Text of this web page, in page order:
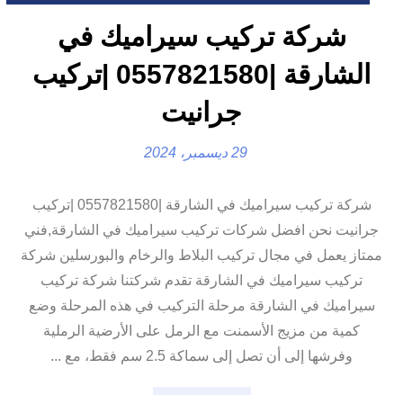
شركة تركيب سيراميك في
الشارقة |0557821580 |تركيب
جرانيت
29 ديسمبر، 2024
شركة تركيب سيراميك في الشارقة |0557821580 |تركيب
جرانيت نحن افضل شركات تركيب سيراميك في الشارقة,فني
ممتاز يعمل في مجال تركيب البلاط والرخام والبورسلين شركة
تركيب سيراميك في الشارقة تقدم شركتنا شركة تركيب
سيراميك في الشارقة مرحلة التركيب في هذه المرحلة وضع
كمية من مزيج الأسمنت مع الرمل على الأرضية الرملية
وفرشها إلى أن تصل إلى سماكة 2.5 سم فقط، مع ...